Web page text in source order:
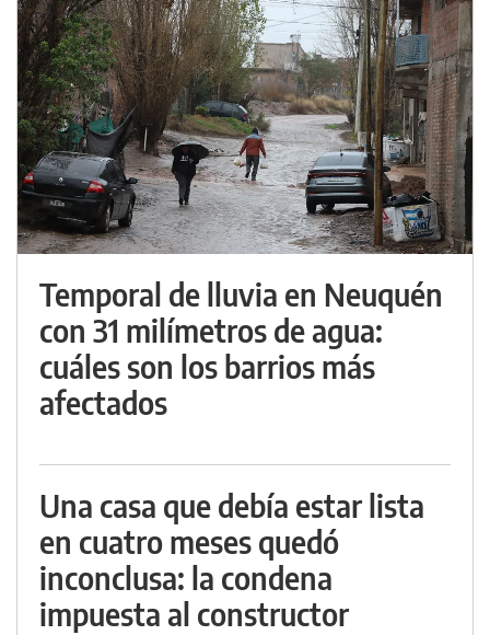
Temporal de lluvia en Neuquén
con 31 milímetros de agua:
cuáles son los barrios más
afectados
Una casa que debía estar lista
en cuatro meses quedó
inconclusa: la condena
impuesta al constructor